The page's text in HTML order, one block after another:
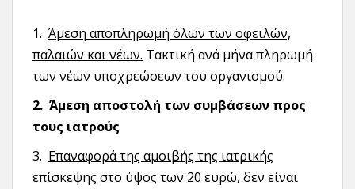
1. Άμεση αποπληρωμή όλων των οφειλών,
παλαιών και νέων. Τακτική ανά μήνα πληρωμή
των νέων υποχρεώσεων του οργανισμού.
2. Άμεση αποστολή των συμβάσεων προς
τους ιατρούς
3. Επαναφορά της αμοιβής της ιατρικής
επίσκεψης στο ύψος των 20 ευρώ, δεν είναι